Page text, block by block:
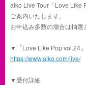
aiko Live Tour「Love Like
ご案内いたします。
お申込み多数の場合は抽選
▼「Love Like Pop vol.24
https://www.aiko.com/live/
▼受付詳細